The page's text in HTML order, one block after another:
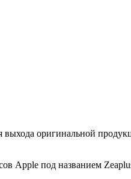
оригинальной
Apple под названием